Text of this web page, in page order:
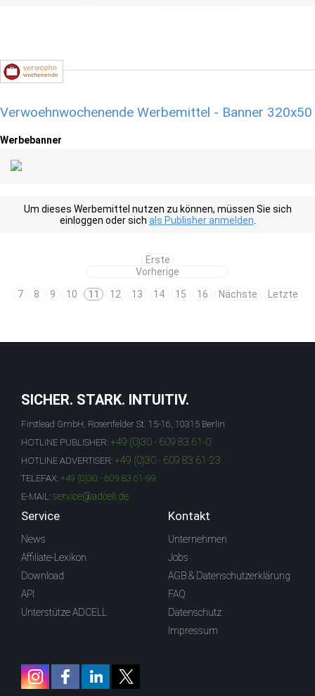
Verwoehnwochenende Werbemittel - Banner 320x50
Werbebanner
Um dieses Werbemittel nutzen zu können, müssen Sie sich
einloggen oder sich als Publisher anmelden
Erste
Vorherige
7
8 9 10 11 12 13 14 15 16 Nächste Letzte
SICHER. STARK. INTUITIV.
Firstlead GmbH, Rosenfelder St. 15-16, 10315 Berlin
HOTLINE PUBLISHER: +49 (0)30 - 609 83 61-0
HOTLINE ADVERTISER: +49 (0)30 - 609 83 61-23
TELEFAX: +49 (0)30 - 609 83 61-99
E-MAIL: service@adcell.de
Service
News
Affiliate-Lexikon
Download
API
Unterstütze ADCELL
Kontakt
Unternehmen
Jobs
AGB & Datenschutzerklärung
FAQ
Datenschutz
Impressum